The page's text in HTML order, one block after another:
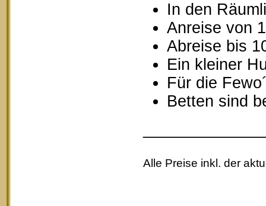
In den
Anreise von
Abreise bis
Ein kleiner
Für die
Betten sind
Alle Preise inkl. der